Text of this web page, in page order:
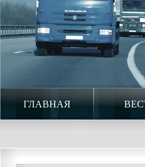
ГЛАВНАЯ